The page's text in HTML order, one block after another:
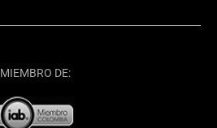
MIEMBRO DE: